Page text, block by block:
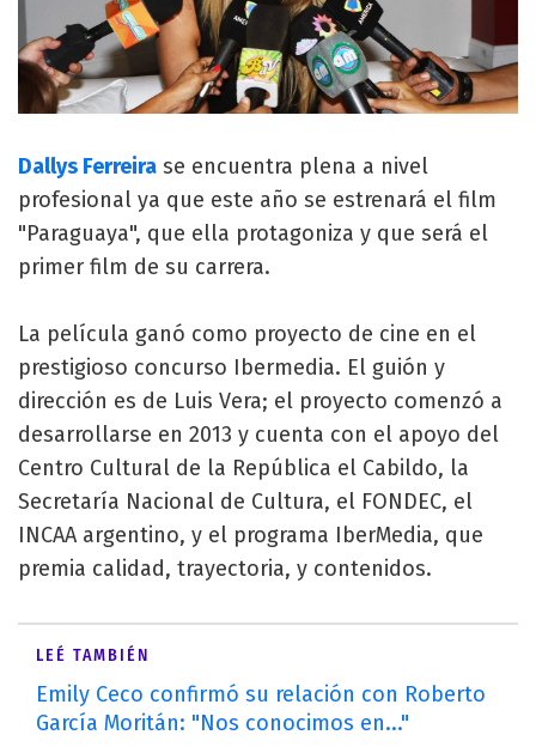
Dallys Ferreira se encuentra plena a nivel
profesional ya que este año se estrenará el film
"Paraguaya", que ella protagoniza y que será el
primer film de su carrera.
La película ganó como proyecto de cine en el
prestigioso concurso Ibermedia. El guión y
dirección es de Luis Vera; el proyecto comenzó a
desarrollarse en 2013 y cuenta con el apoyo del
Centro Cultural de la República el Cabildo, la
Secretaría Nacional de Cultura, el FONDEC, el
INCAA argentino, y el programa IberMedia, que
premia calidad, trayectoria, y contenidos.
LEÉ TAMBIÉN
Emily Ceco confirmó su relación con Roberto
García Moritán: "Nos conocimos en..."